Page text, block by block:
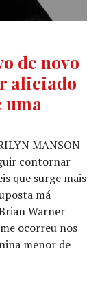
de novo
aliciado
uma
MANSON
contornar
que surge mais
má
Warner
ocorreu nos
menor de
Alvo de novo